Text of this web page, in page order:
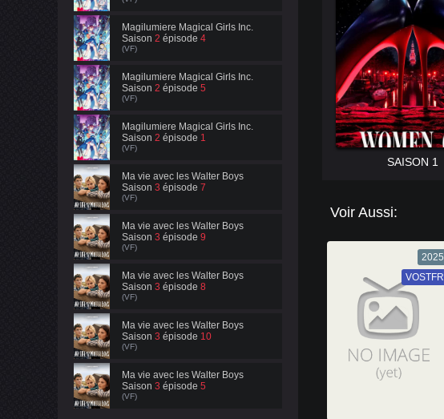
Magilumiere Magical Girls Inc.
Saison 2 épisode 4
(VF)
Magilumiere Magical Girls Inc.
Saison 2 épisode 5
(VF)
Magilumiere Magical Girls Inc.
Saison 2 épisode 1
(VF)
Ma vie avec les Walter Boys
Saison 3 épisode 7
(VF)
Ma vie avec les Walter Boys
Saison 3 épisode 9
(VF)
Ma vie avec les Walter Boys
Saison 3 épisode 8
(VF)
Ma vie avec les Walter Boys
Saison 3 épisode 10
(VF)
Ma vie avec les Walter Boys
Saison 3 épisode 5
(VF)
SAISON 1
Voir Aussi:
2025
VF
VOSTFR